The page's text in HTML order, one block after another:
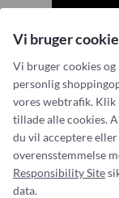
Addresse:
Vi bruger
Vi bruger cookies
personlig
vores webtrafik. Klik
tillade alle cookies.
du vil acceptere
overensstemmelse
Responsibility Site
data.